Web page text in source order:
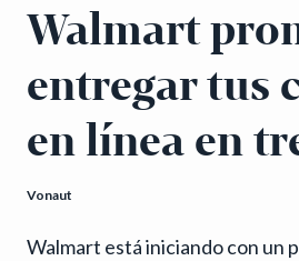
Walmart
entregar tus
en línea en
Vonaut
Walmart está iniciando con un